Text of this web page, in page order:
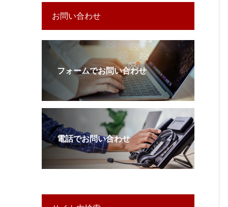
お問い合わせ
フォームでお問い合わせ
電話でお問い合わせ